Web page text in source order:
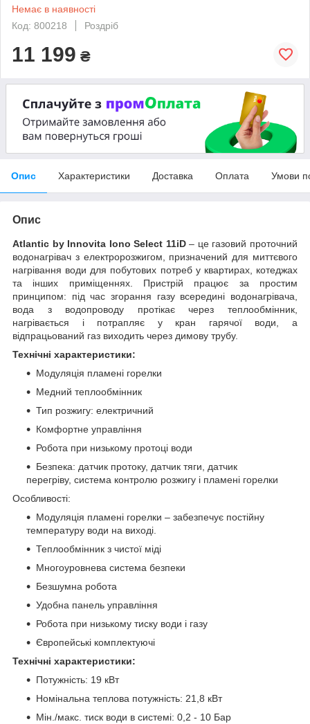
Немає в наявності
Код: 800218
Роздріб
11 199 ₴
Опис Характеристики Доставка Оплата Умови
Опис
Atlantic by Innovita Iono Select 11iD– це газовий проточний
водонагрівач з електророзжигом, призначений для миттєвого
нагрівання води для побутових потреб у квартирах, котеджах
та інших приміщеннях. Пристрій працює за простим
принципом: під час згорання газу всередині водонагрівача,
вода з водопроводу протікає через теплообмінник,
нагрівається і потрапляє у кран гарячої води, а
відпрацьований газ виходить через димову трубу.
Технічні характеристики:
Модуляція пламені горелки
Медний теплообмінник
Тип розжигу: електричний
Комфортне управління
Робота при низькому протоці води
Безпека: датчик протоку, датчик тяги, датчик
перегріву, система контролю розжигу і пламені горелки
Особливості:
Модуляція пламені горелки – забезпечує постійну
температуру води на виході.
Теплообмінник з чистої міді
Многоуровнева система безпеки
Безшумна робота
Удобна панель управління
Робота при низькому тиску води і газу
Європейські комплектуючі
Технічні характеристики:
Потужність: 19 кВт
Номінальна теплова потужність: 21,8 кВт
Мін./макс. тиск води в системі: 0,2 - 10 Бар